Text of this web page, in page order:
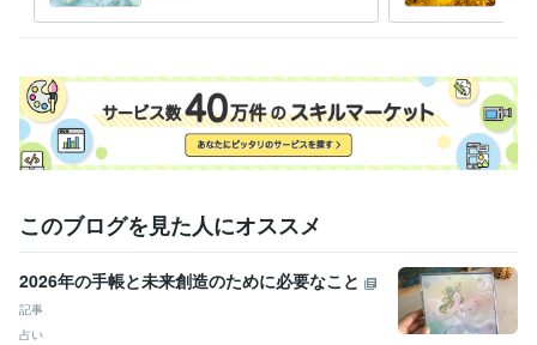
得意分野
覚醒
スターシード
す）
このブログを見た人にオススメ
2026年の手帳と未来創造のために必要なこと
記事
占い